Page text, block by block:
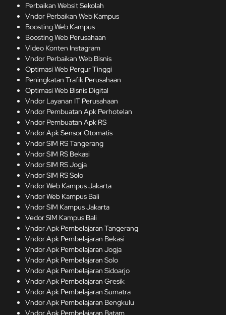
Perbaikan Websit Sekolah
Vndor Perbaikan Web Kampus
Boosting Web Kampus
Boosting Web Perusahaan
Video Konten Instagram
Vndor Perbaikan Web Bisnis
Optimasi Web Pergur Tinggi
Peningkatan Trafik Perusahaan
Optimasi Web Bisnis Digital
Vndor Layanan IT Perusahaan
Vndor Pembuatan Apk Perhotelan
Vndor Pembuatan Apk RS
Vndor Apk Sensor Otomatis
Vndor SIM RS Tangerang
Vndor SIM RS Bekasi
Vndor SIM RS Jogja
Vndor SIM RS Solo
Vndor Web Kampus Jakarta
Vndor Web Kampus Bali
Vndor SIM Kampus Jakarta
Vedor SIM Kampus Bali
Vndor Apk Pembelajaran Tangerang
Vndor Apk Pembelajaran Bekasi
Vndor Apk Pembelajaran Jogja
Vndor Apk Pembelajaran Solo
Vndor Apk Pembelajaran Sidoarjo
Vndor Apk Pembelajaran Gresik
Vndor Apk Pembelajaran Sumatra
Vndor Apk Pembelajaran Bengkulu
Vndor Apk Pembelajaran Batam